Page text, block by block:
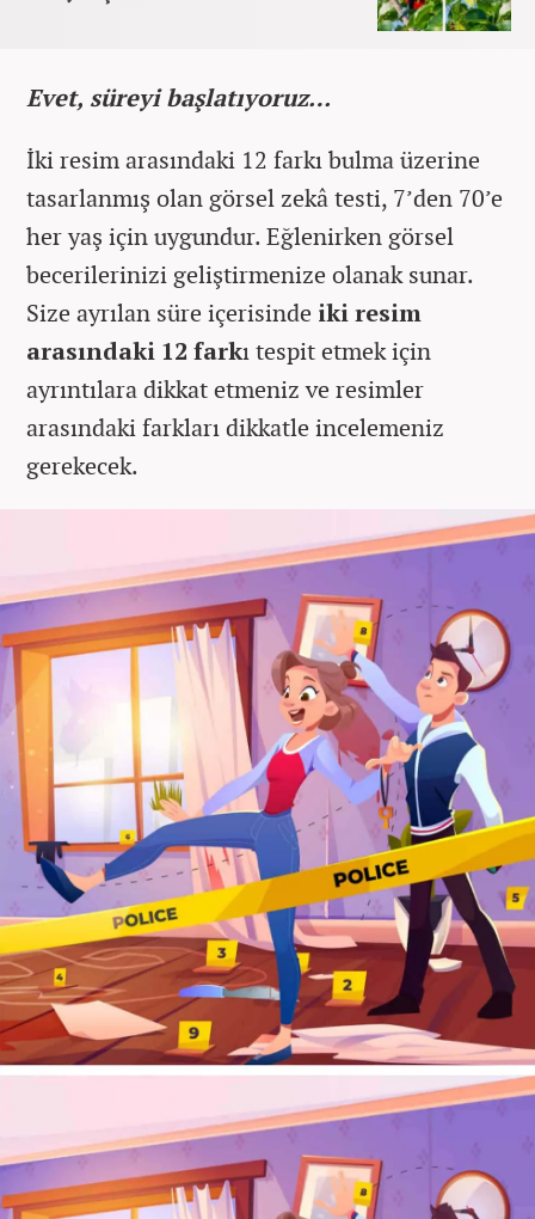
Evet, süreyi başlatıyoruz…
İki resim arasındaki 12 farkı bulma üzerine
tasarlanmış olan görsel zekâ testi, 7’den 70’e
her yaş için uygundur. Eğlenirken görsel
becerilerinizi geliştirmenize olanak sunar.
Size ayrılan süre içerisinde iki resim
arasındaki 12 farkı tespit etmek için
ayrıntılara dikkat etmeniz ve resimler
arasındaki farkları dikkatle incelemeniz
gerekecek.